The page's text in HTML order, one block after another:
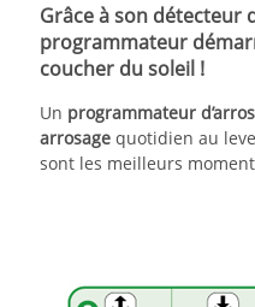
Grâce à son détecteur
programmateur
coucher du soleil !
Un programmateur
arrosage quotidien au
sont les meilleurs